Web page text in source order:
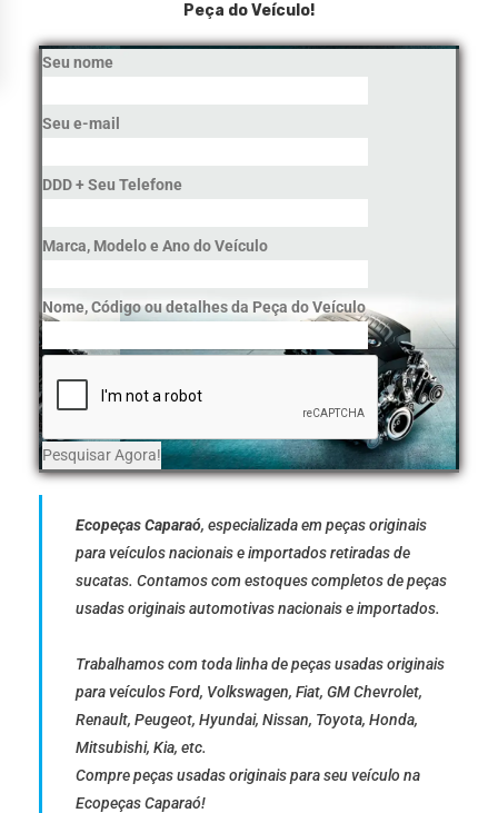
Peça do Veículo!
Seu nome
Seu e-mail
DDD + Seu Telefone
Marca, Modelo e Ano do Veículo
Nome, Código ou detalhes da Peça do Veículo
Ecopeças Caparaó, especializada em peças originais
para veículos nacionais e importados retiradas de
sucatas. Contamos com estoques completos de peças
usadas originais automotivas nacionais e importados.
Trabalhamos com toda linha de peças usadas originais
para veículos Ford, Volkswagen, Fiat, GM Chevrolet,
Renault, Peugeot, Hyundai, Nissan, Toyota, Honda,
Mitsubishi, Kia, etc.
Compre peças usadas originais para seu veículo na
Ecopeças Caparaó!